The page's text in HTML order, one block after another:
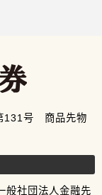
131号 商品先物
般社団法人金融先